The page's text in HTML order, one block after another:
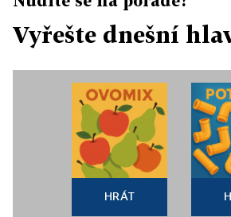
Vyřešte dnešní
HRÁT